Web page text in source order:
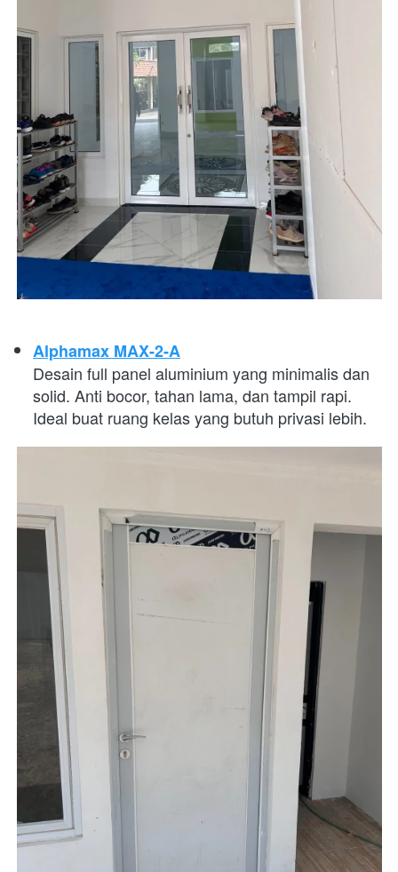
Alphamax MAX-2-A
Desain full panel aluminium yang minimalis dan
solid. Anti bocor, tahan lama, dan tampil rapi.
Ideal buat ruang kelas yang butuh privasi lebih.